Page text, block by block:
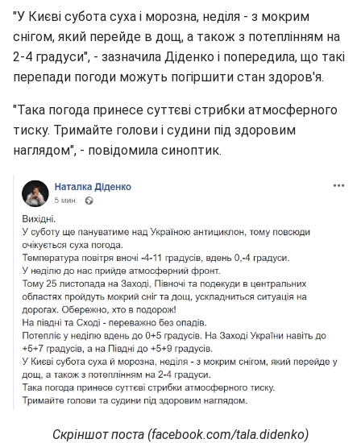
"У Києві субота суха і морозна, неділя - з мокрим
снігом, який перейде в дощ, а також з потеплінням на
2-4 градуси", - зазначила Діденко і попередила, що такі
перепади погоди можуть погіршити стан здоров'я.
"Така погода принесе суттєві стрибки атмосферного
тиску. Тримайте голови і судини під здоровим
наглядом", - повідомила синоптик.
Скріншот поста (facebook.com/tala.didenko)